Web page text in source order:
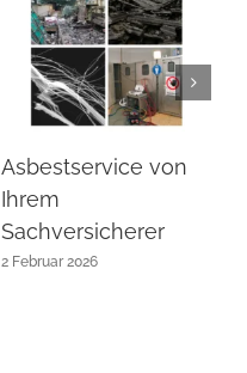
Asbestservice von
Ihrem
Sachversicherer
2 Februar 2026